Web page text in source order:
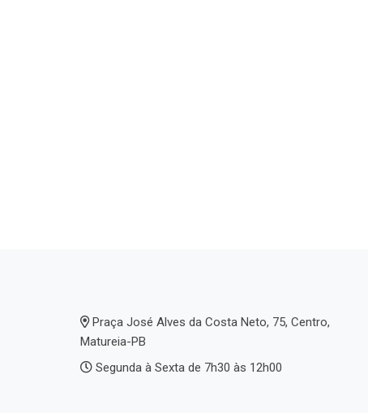
Praça José Alves da Costa Neto, 75, Centro,
Matureia-PB
Segunda à Sexta de 7h30 às 12h00